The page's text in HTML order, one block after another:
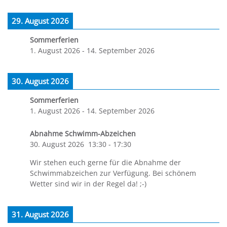
29. August 2026
Sommerferien
1. August 2026 - 14. September 2026
30. August 2026
Sommerferien
1. August 2026 - 14. September 2026
Abnahme Schwimm-Abzeichen
30. August 2026 13:30 - 17:30
Wir stehen euch gerne für die Abnahme der
Schwimmabzeichen zur Verfügung. Bei schönem
Wetter sind wir in der Regel da! ;-)
31. August 2026